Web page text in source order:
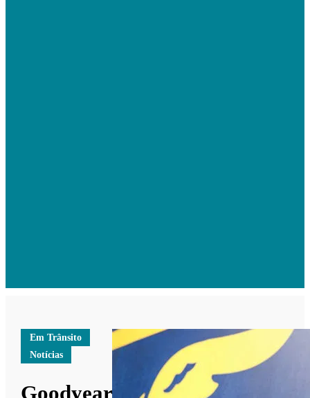
Em Trânsito
Notícias
Goodyear